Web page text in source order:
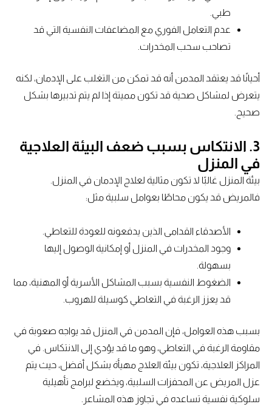
طبي.
عدم التعامل الفوري مع المضاعفات النفسية التي قد
تصاحب سحب المخدرات.
أحيانًا قد يعتقد المدمن أنه قد تمكن من التغلب على الإدمان، لكنه
يتعرض لمشاكل صحية قد تكون مميتة إذا لم يتم تدبيرها بشكل
صحيح.
3. الانتكاس بسبب ضعف البيئة العلاجية
في المنزل
بيئة المنزل غالبًا لا تكون مثالية لعلاج الإدمان في المنزل.
فالمريض قد يكون محاطًا بعوامل سلبية مثل:
الأصدقاء القدامى الذين يدفعونه للعودة للتعاطي.
وجود المخدرات في المنزل أو إمكانية الوصول إليها
بسهولة.
الضغوط النفسية بسبب المشاكل الأسرية أو المهنية، مما
قد يعزز الرغبة في التعاطي كوسيلة للهروب.
بسبب هذه العوامل، فإن المدمن في المنزل قد يواجه صعوبة في
مقاومة الرغبة في التعاطي، وهو ما قد يؤدي إلى الانتكاس. في
المراكز العلاجية، تكون بيئة العلاج مهيأة بشكل أفضل، حيث يتم
عزل المريض عن المحفزات السلبية، ويخضع لبرامج تأهيلية
سلوكية نفسية تساعده في تجاوز هذه المشاعر.